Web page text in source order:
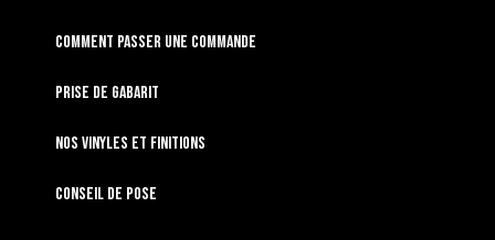
Comment passer une commande
Prise de gabarit
Nos vinyles et finitions
Conseil de pose